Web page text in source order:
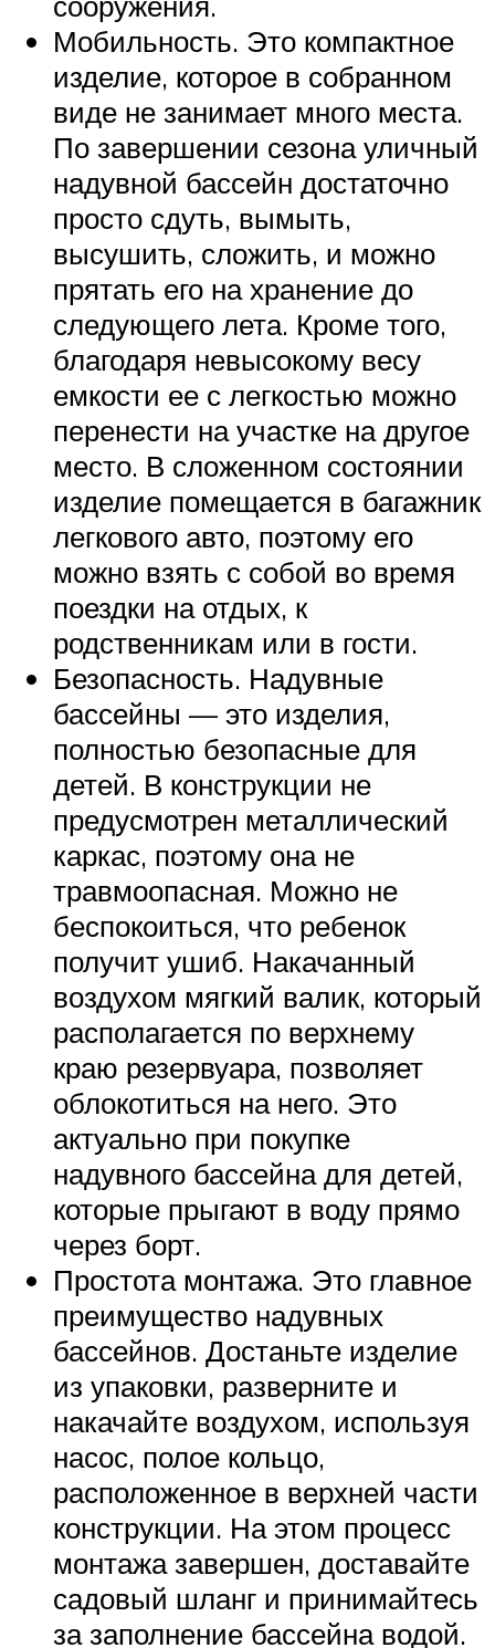
Мобильность. Это компактное
изделие, которое в собранном
виде не занимает много места.
По завершении сезона уличный
надувной бассейн достаточно
просто сдуть, вымыть,
высушить, сложить, и можно
прятать его на хранение до
следующего лета. Кроме того,
благодаря невысокому весу
емкости ее с легкостью можно
перенести на участке на другое
место. В сложенном состоянии
изделие помещается в багажник
легкового авто, поэтому его
можно взять с собой во время
поездки на отдых, к
родственникам или в гости.
Безопасность. Надувные
бассейны — это изделия,
полностью безопасные для
детей. В конструкции не
предусмотрен металлический
каркас, поэтому она не
травмоопасная. Можно не
беспокоиться, что ребенок
получит ушиб. Накачанный
воздухом мягкий валик, который
располагается по верхнему
краю резервуара, позволяет
облокотиться на него. Это
актуально при покупке
надувного бассейна для детей,
которые прыгают в воду прямо
через борт.
Простота монтажа. Это главное
преимущество надувных
бассейнов. Достаньте изделие
из упаковки, разверните и
накачайте воздухом, используя
насос, полое кольцо,
расположенное в верхней части
конструкции. На этом процесс
монтажа завершен, доставайте
садовый шланг и принимайтесь
за заполнение бассейна водой.